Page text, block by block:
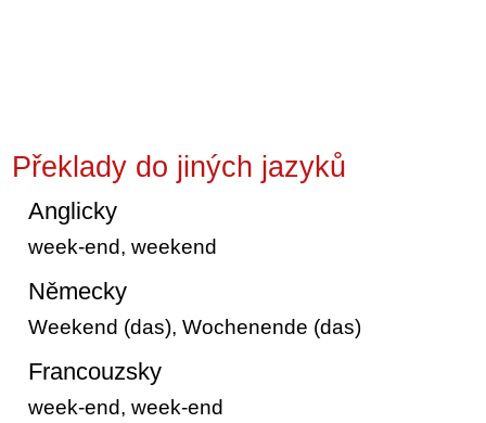
Překlady do jiných jazyků
Anglicky
week-end, weekend
Německy
Weekend (das), Wochenende (das)
Francouzsky
week-end, week-end